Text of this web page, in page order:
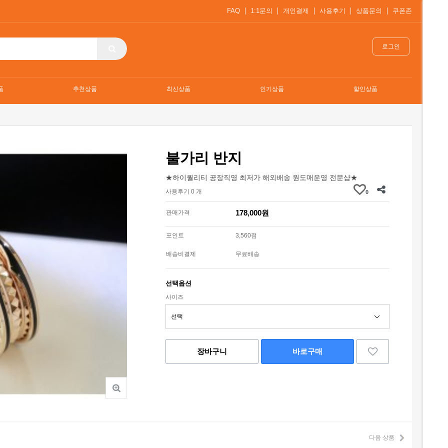
FAQ 1:1문의 개인결제 사용후기 상품문의 쿠폰존
로그인
추천상품 최신상품 인기상품 할인상품
불가리 반지
★하이퀄리티 공장직영 최저가 해외배송 원도매운영 전문샵★
사용후기 0 개 0
판매가격 178,000원
포인트 3,560점
배송비결제 무료배송
선택옵션
사이즈
장바구니 바로구매
다음 상품